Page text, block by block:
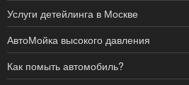
Услуги детейлинга в Москве
АвтоМойка высокого давления
Как помыть автомобиль?